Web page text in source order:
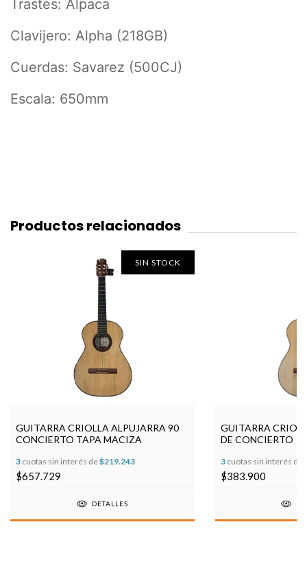
Trastes: Alpaca
Clavijero: Alpha (218GB)
Cuerdas: Savarez (500CJ)
Escala: 650mm
Productos relacionados
SIN STOCK
GUITARRA CRIOLLA ALPUJARRA 90
CONCIERTO TAPA MACIZA
3 cuotas sin interés de$219.243
$657.729
DETALLES
GUITARRA
DE CONCIERTO
3cuotas sin interés de
$383.900